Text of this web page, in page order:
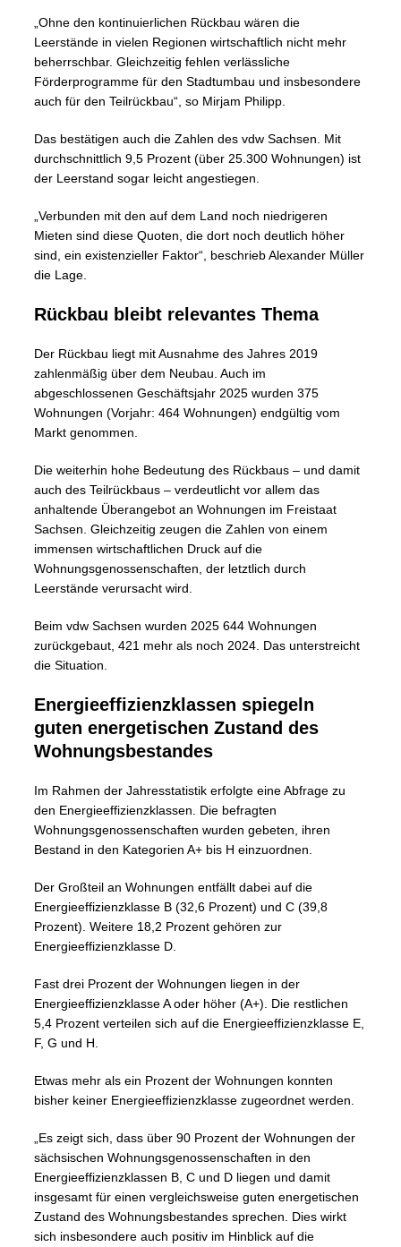
„Ohne den kontinuierlichen Rückbau wären die
Leerstände in vielen Regionen wirtschaftlich nicht mehr
beherrschbar. Gleichzeitig fehlen verlässliche
Förderprogramme für den Stadtumbau und insbesondere
auch für den Teilrückbau“, so Mirjam Philipp.
Das bestätigen auch die Zahlen des vdw Sachsen. Mit
durchschnittlich 9,5 Prozent (über 25.300 Wohnungen) ist
der Leerstand sogar leicht angestiegen.
„Verbunden mit den auf dem Land noch niedrigeren
Mieten sind diese Quoten, die dort noch deutlich höher
sind, ein existenzieller Faktor“, beschrieb Alexander Müller
die Lage.
Rückbau bleibt relevantes Thema
Der Rückbau liegt mit Ausnahme des Jahres 2019
zahlenmäßig über dem Neubau. Auch im
abgeschlossenen Geschäftsjahr 2025 wurden 375
Wohnungen (Vorjahr: 464 Wohnungen) endgültig vom
Markt genommen.
Die weiterhin hohe Bedeutung des Rückbaus – und damit
auch des Teilrückbaus – verdeutlicht vor allem das
anhaltende Überangebot an Wohnungen im Freistaat
Sachsen. Gleichzeitig zeugen die Zahlen von einem
immensen wirtschaftlichen Druck auf die
Wohnungsgenossenschaften, der letztlich durch
Leerstände verursacht wird.
Beim vdw Sachsen wurden 2025 644 Wohnungen
zurückgebaut, 421 mehr als noch 2024. Das unterstreicht
die Situation.
Energieeffizienzklassen spiegeln
guten energetischen Zustand des
Wohnungsbestandes
Im Rahmen der Jahresstatistik erfolgte eine Abfrage zu
den Energieeffizienzklassen. Die befragten
Wohnungsgenossenschaften wurden gebeten, ihren
Bestand in den Kategorien A+ bis H einzuordnen.
Der Großteil an Wohnungen entfällt dabei auf die
Energieeffizienzklasse B (32,6 Prozent) und C (39,8
Prozent). Weitere 18,2 Prozent gehören zur
Energieeffizienzklasse D.
Fast drei Prozent der Wohnungen liegen in der
Energieeffizienzklasse A oder höher (A+). Die restlichen
5,4 Prozent verteilen sich auf die Energieeffizienzklasse E,
F, G und H.
Etwas mehr als ein Prozent der Wohnungen konnten
bisher keiner Energieeffizienzklasse zugeordnet werden.
„Es zeigt sich, dass über 90 Prozent der Wohnungen der
sächsischen Wohnungsgenossenschaften in den
Energieeffizienzklassen B, C und D liegen und damit
insgesamt für einen vergleichsweise guten energetischen
Zustand des Wohnungsbestandes sprechen. Dies wirkt
sich insbesondere auch positiv im Hinblick auf die